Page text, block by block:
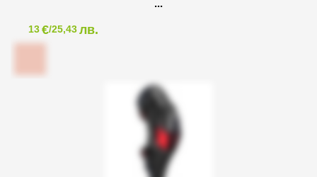
13€/25,43лв.